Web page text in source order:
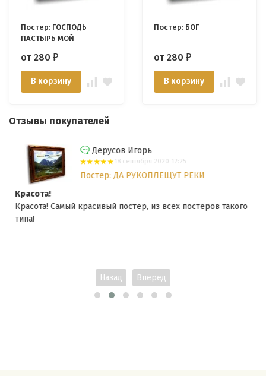
Постер: ГОСПОДЬ
ПАСТЫРЬ МОЙ
от 280 ₽
В корзину
Постер: БОГ
от 280 ₽
В корзину
Отзывы покупателей
Дерусов Игорь
18 сентября 2020 12:25
Постер: ДА РУКОПЛЕЩУТ РЕКИ
Красота!
Красота! Самый красивый постер, из всех постеров такого
типа!
Назад Вперед